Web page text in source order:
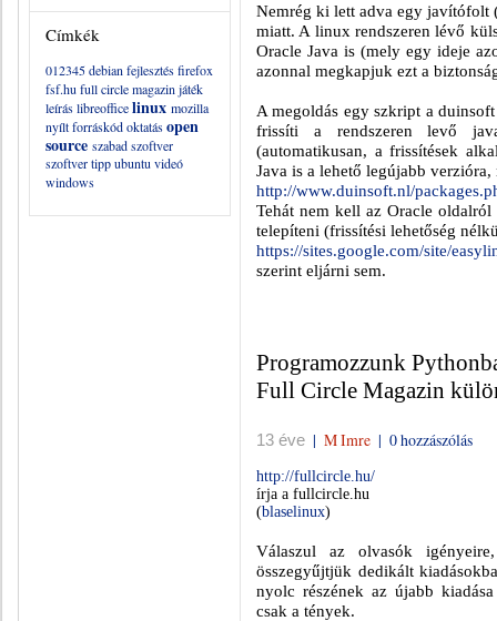
Címkék
012345debian fejlesztésfirefox
fsf.hu full circle magazin játék
leíráslibreofficelinux mozilla
nyílt forráskódoktatásopen
source szabad szoftver
szoftvertippubuntu videó
windows
Nemrég ki lett adva egy javítófolt
miatt. A linux rendszeren lévő
Oracle Java is (mely egy ideje
azonnal megkapjuk ezt a
A megoldás egy szkript a
frissíti a rendszeren levő
(automatikusan, a frissítések
Java is a lehető legújabb
http://www.duinsoft.nl/
Tehát nem kell az Oracle
telepíteni (frissítési lehetőség
https://sites.google.com/site/
szerint eljárni sem.
Programozzunk
Full Circle Magazin
13 éve | M Imre | 0 hozzászólás
http://fullcircle.hu/
írja a fullcircle.hu
(blaselinux)
Válaszul az olvasók
összegyűjtjük dedikált
nyolc részének az újabb
csak a tények.